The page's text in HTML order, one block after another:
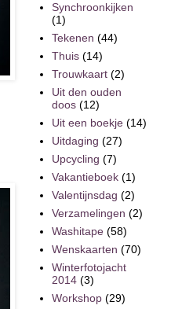
Synchroonkijken
(1)
Tekenen (44)
Thuis (14)
Trouwkaart (2)
Uit den ouden
doos (12)
Uit een boekje (14)
Uitdaging (27)
Upcycling (7)
Vakantieboek (1)
Valentijnsdag (2)
Verzamelingen (2)
Washitape (58)
Wenskaarten (70)
Winterfotojacht
2014 (3)
Workshop (29)